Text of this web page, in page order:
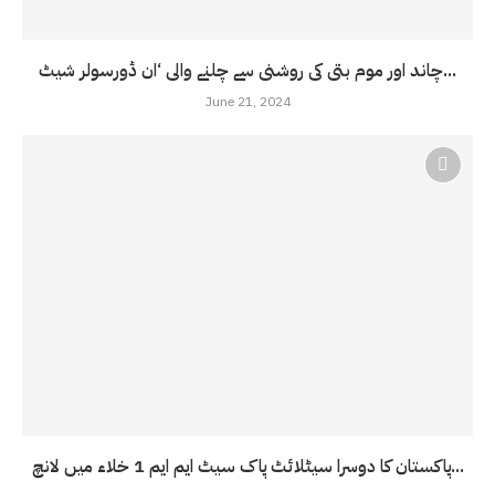
چاند اور موم بتی کی روشنی سے چلنے والی ‘ان ڈورسولر شیٹ...
June 21, 2024
پاکستان کا دوسرا سیٹلائٹ پاک سیٹ ایم ایم 1 خلاء میں لانچ...